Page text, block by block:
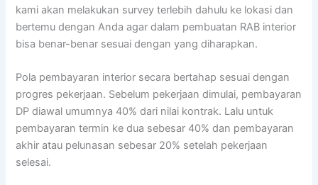
kami akan melakukan survey terlebih dahulu ke lokasi dan
bertemu dengan Anda agar dalam pembuatan RAB interior
bisa benar-benar sesuai dengan yang diharapkan.
Pola pembayaran interior secara bertahap sesuai dengan
progres pekerjaan. Sebelum pekerjaan dimulai, pembayaran
DP diawal umumnya 40% dari nilai kontrak. Lalu untuk
pembayaran termin ke dua sebesar 40% dan pembayaran
akhir atau pelunasan sebesar 20% setelah pekerjaan
selesai.